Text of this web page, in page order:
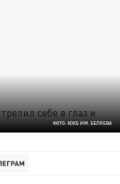
ФОТО: КОКБ ИМ. БЕЛЯЕВА